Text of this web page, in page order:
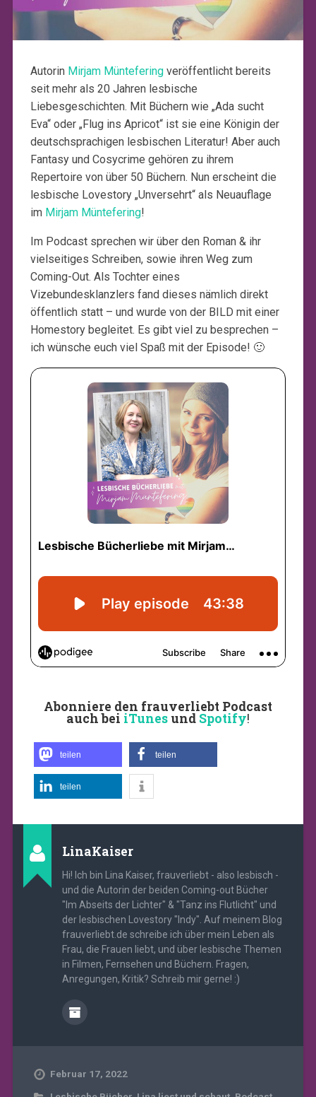
Autorin Mirjam Münteferingveröffentlicht bereits
seit mehr als 20 Jahren lesbische
Liebesgeschichten. Mit Büchern wie „Ada sucht
Eva“ oder „Flug ins Apricot“ ist sie eine Königin der
deutschsprachigen lesbischen Literatur! Aber auch
Fantasy und Cosycrime gehören zu ihrem
Repertoire von über 50 Büchern. Nun erscheint die
lesbische Lovestory „Unversehrt“ als Neuauflage
im Mirjam Müntefering!
Im Podcast sprechen wir über den Roman & ihr
vielseitiges Schreiben, sowie ihren Weg zum
Coming-Out. Als Tochter eines
Vizebundesklanzlers fand dieses nämlich direkt
öffentlich statt – und wurde von der BILD mit einer
Homestory begleitet. Es gibt viel zu besprechen –
ich wünsche euch viel Spaß mit der Episode! 🙂
Abonniere den frauverliebt Podcast
auch bei iTunes und Spotify!
teilen teilen
teilen
LinaKaiser
Hi! Ich bin Lina Kaiser, frauverliebt - also lesbisch -
und die Autorin der beiden Coming-out Bücher
"Im Abseits der Lichter" & "Tanz ins Flutlicht" und
der lesbischen Lovestory "Indy". Auf meinem Blog
frauverliebt.de schreibe ich über mein Leben als
Frau, die Frauen liebt, und über lesbische Themen
in Filmen, Fernsehen und Büchern. Fragen,
Anregungen, Kritik? Schreib mir gerne! :)
Februar 17, 2022